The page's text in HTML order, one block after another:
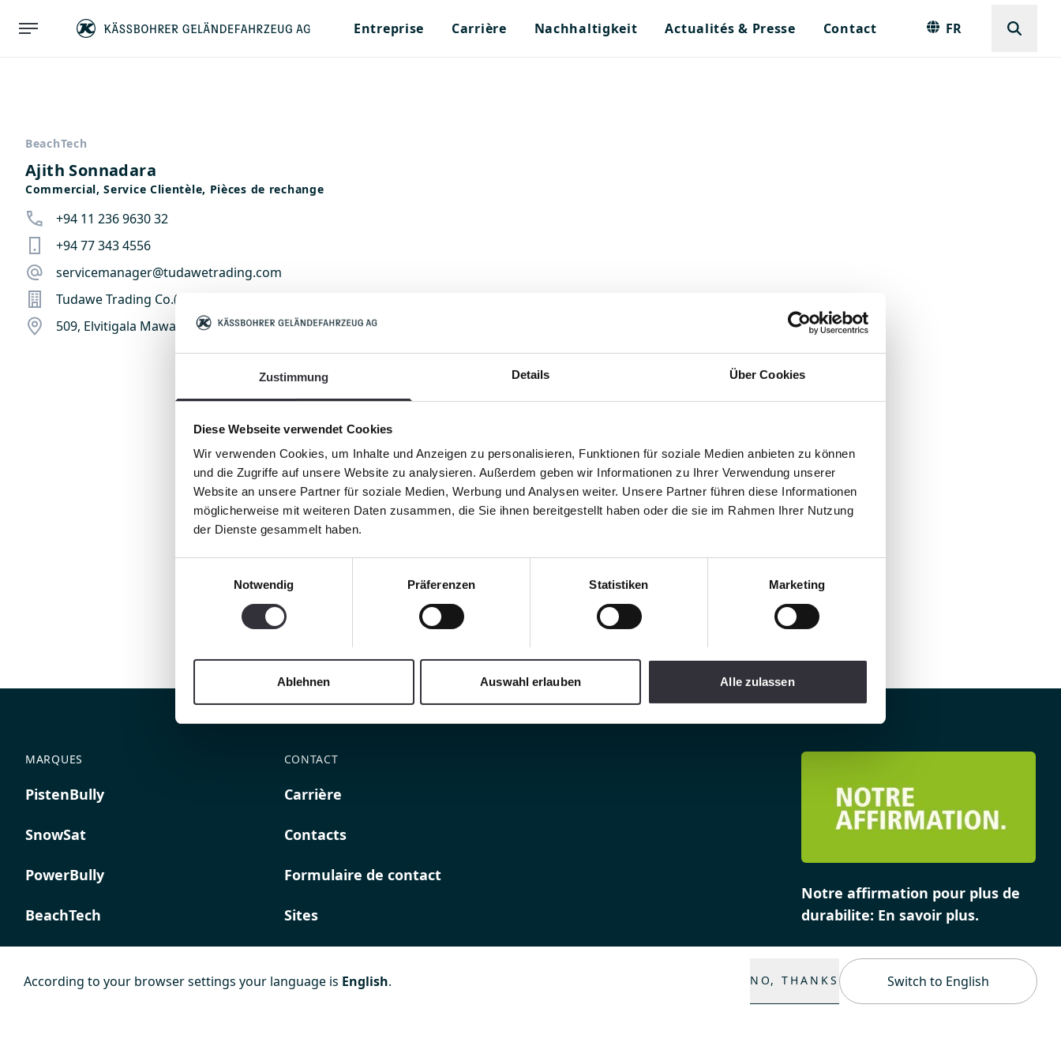
Zustimmung Details Über Cookies
Diese Webseite verwendet Cookies
Wir verwenden Cookies, um Inhalte und Anzeigen zu personalisieren, Funktionen für soziale Medien anbieten zu können
und die Zugriffe auf unsere Website zu analysieren. Außerdem geben wir Informationen zu Ihrer Verwendung unserer
Website an unsere Partner für soziale Medien, Werbung und Analysen weiter. Unsere Partner führen diese Informationen
möglicherweise mit weiteren Daten zusammen, die Sie ihnen bereitgestellt haben oder die sie im Rahmen Ihrer Nutzung
der Dienste gesammelt haben.
Notwendig
Präferenzen Statistiken Marketing
Ablehnen Auswahl erlauben Alle zulassen
Entreprise Carrière Nachhaltigkeit Actualités & Presse Contact FR
BeachTech
Ajith Sonnadara
Commercial, Service Clientèle, Pièces de rechange
+94 11 236 9630 32
+94 77 343 4556
servicemanager@tudawetrading.com
Tudawe Trading Co.(Pvt.) Ltd.
509, Elvitigala Mawatha, 05 Colombo, Sri Lanka
MARQUES
PistenBully
SnowSat
PowerBully
BeachTech
K COMPOSITES
CONTACT
Carrière
Contacts
Formulaire de contact
Sites
Notre affirmation pour plus de
durabilite: En savoir plus.
According to your browser settings your language is English. NO, THANKS Switch to English